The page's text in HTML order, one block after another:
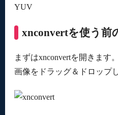
YUV
xnconvertを使う前
まずはxnconvertを開きます
画像をドラッグ＆ドロップ